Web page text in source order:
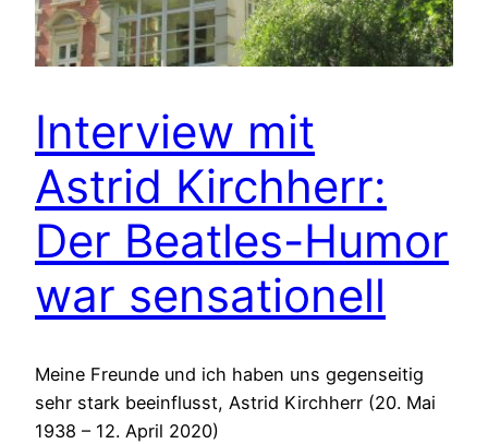
Interview mit
Astrid Kirchherr:
Der Beatles-Humor
war sensationell
Meine Freunde und ich haben uns gegenseitig
sehr stark beeinflusst, Astrid Kirchherr (20. Mai
1938 – 12. April 2020)